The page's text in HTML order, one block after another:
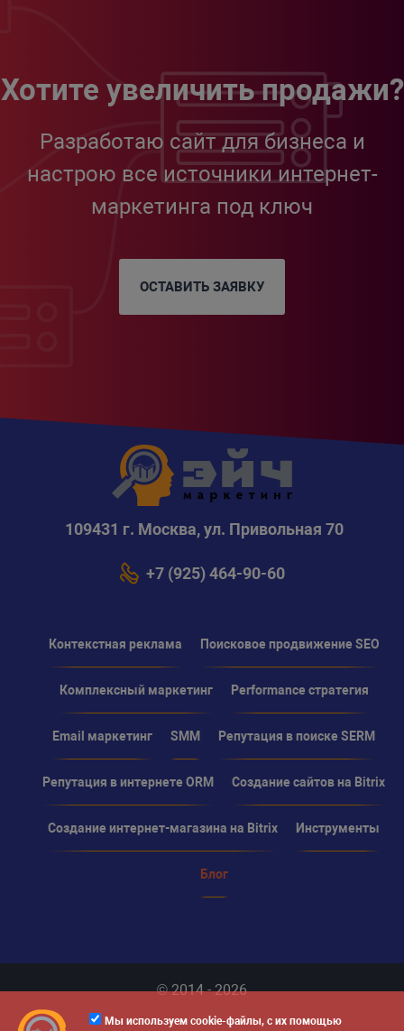
Мы используем cookie-файлы, с их помощью
Хотите увеличить продажи?
Разработаю сайт для бизнеса и
настрою все источники интернет-
маркетинга под ключ
ОСТАВИТЬ ЗАЯВКУ
109431 г. Москва, ул. Привольная 70
+7 (925) 464-90-60
Контекстная реклама Поисковое продвижение SEO
Комплексный маркетинг Performance стратегия
Email маркетинг SMM Репутация в поиске SERM
Репутация в интернете ORM Создание сайтов на Bitrix
Создание интернет-магазина на Bitrix Инструменты
Блог
© 2014 - 2026